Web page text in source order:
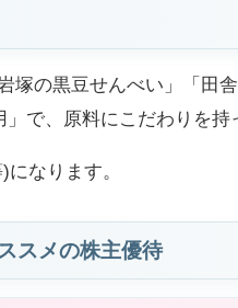
塚の黒豆せんべい」「田
で、原料にこだわりを持
なります。
スメの株主優待